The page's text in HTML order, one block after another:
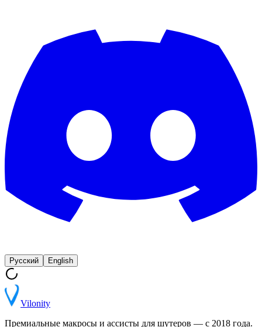
Русский English
Vilonity
Премиальные макросы и ассисты для шутеров — с 2018 года.